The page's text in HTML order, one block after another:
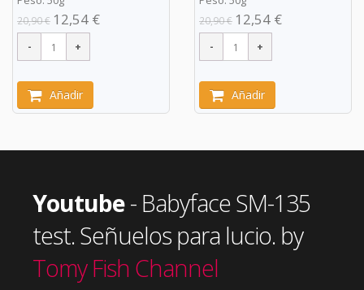
20,90 € 12,54 €
Añadir
20,90 € 12,54 €
Añadir
Youtube- Babyface SM-135
test. Señuelos para lucio. by
Tomy Fish Channel